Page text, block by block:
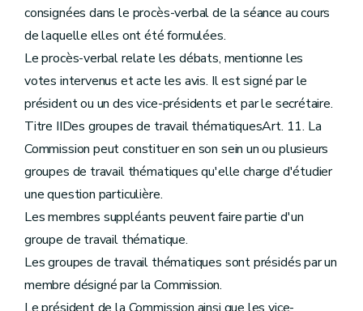
consignées dans le procès-verbal de la séance au cours
de laquelle elles ont été formulées.
Le procès-verbal relate les débats, mentionne les
votes intervenus et acte les avis. Il est signé par le
président ou un des vice-présidents et par le secrétaire.
Titre IIDes groupes de travail thématiquesArt. 11. La
Commission peut constituer en son sein un ou plusieurs
groupes de travail thématiques qu'elle charge d'étudier
une question particulière.
Les membres suppléants peuvent faire partie d'un
groupe de travail thématique.
Les groupes de travail thématiques sont présidés par un
membre désigné par la Commission.